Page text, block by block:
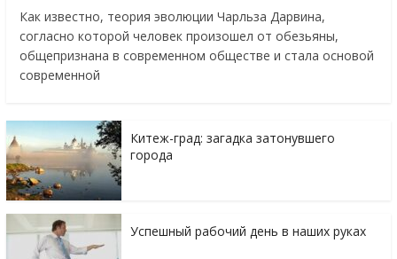
Как известно, теория эволюции Чарльза Дарвина,
согласно которой человек произошел от обезьяны,
общепризнана в современном обществе и стала основой
современной
Китеж-град: загадка затонувшего
города
Успешный рабочий день в наших руках